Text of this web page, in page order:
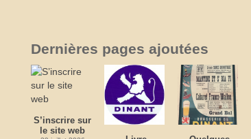
Dernières pages ajoutées
S’inscrire sur
le site web